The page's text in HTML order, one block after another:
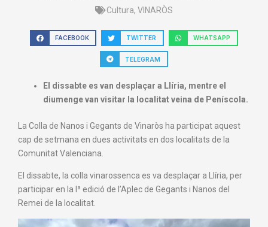
Cultura, VINARÒS
FACEBOOK TWITTER WHATSAPP
TELEGRAM
El dissabte es van desplaçar a Llíria, mentre el
diumenge van visitar la localitat veina de Peníscola.
La Colla de Nanos i Gegants de Vinaròs ha participat aquest
cap de setmana en dues activitats en dos localitats de la
Comunitat Valenciana.
El dissabte, la colla vinarossenca es va desplaçar a Llíria, per
participar en la Iª edició de l’Aplec de Gegants i Nanos del
Remei de la localitat.